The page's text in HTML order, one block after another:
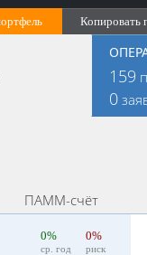
Копировать
159
0
ПАММ-счёт
0%
ср. год
0%
риск